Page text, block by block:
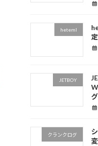
heteml
JETBOY
クランクログ